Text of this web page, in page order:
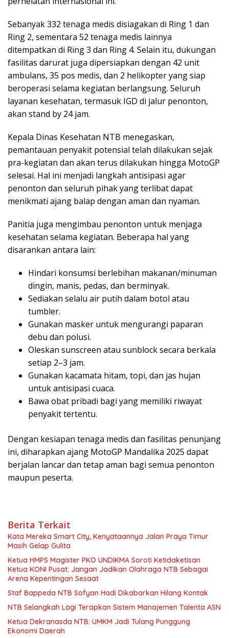
Sebanyak 332 tenaga medis disiagakan di Ring 1 dan
Ring 2, sementara 52 tenaga medis lainnya
ditempatkan di Ring 3 dan Ring 4. Selain itu, dukungan
fasilitas darurat juga dipersiapkan dengan 42 unit
ambulans, 35 pos medis, dan 2 helikopter yang siap
beroperasi selama kegiatan berlangsung. Seluruh
layanan kesehatan, termasuk IGD di jalur penonton,
akan stand by 24 jam.
Kepala Dinas Kesehatan NTB menegaskan,
pemantauan penyakit potensial telah dilakukan sejak
pra-kegiatan dan akan terus dilakukan hingga MotoGP
selesai. Hal ini menjadi langkah antisipasi agar
penonton dan seluruh pihak yang terlibat dapat
menikmati ajang balap dengan aman dan nyaman.
Panitia juga mengimbau penonton untuk menjaga
kesehatan selama kegiatan. Beberapa hal yang
disarankan antara lain:
Hindari konsumsi berlebihan makanan/minuman
dingin, manis, pedas, dan berminyak.
Sediakan selalu air putih dalam botol atau
tumbler.
Gunakan masker untuk mengurangi paparan
debu dan polusi.
Oleskan sunscreen atau sunblock secara berkala
setiap 2–3 jam.
Gunakan kacamata hitam, topi, dan jas hujan
untuk antisipasi cuaca.
Bawa obat pribadi bagi yang memiliki riwayat
penyakit tertentu.
Dengan kesiapan tenaga medis dan fasilitas penunjang
ini, diharapkan ajang MotoGP Mandalika 2025 dapat
berjalan lancar dan tetap aman bagi semua penonton
maupun peserta.
Berita Terkait
Kata Mereka Smart City, Kenyataannya Jalan Praya Timur
Masih Gelap Gulita
Ketua HMPS Magister PKO UNDIKMA Soroti Ketidaketisan
Ketua KONI Pusat: Jangan Jadikan Olahraga NTB Sebagai
Arena Kepentingan Sesaat
Staf Bappeda NTB Sofyan Hadi Dikabarkan Hilang Kontak
NTB Selangkah Lagi Terapkan Sistem Manajemen Talenta ASN
Ketua Dekranasda NTB: UMKM Jadi Tulang Punggung
Ekonomi Daerah